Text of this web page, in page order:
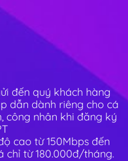
đến quý khách hàng
dẫn dành riêng cho cá
công nhân khi đăng ký
cao từ 150Mbps đến
chỉ từ 180.000đ/tháng.